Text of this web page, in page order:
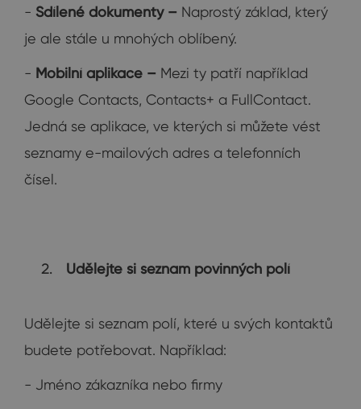
- Sdílené dokumenty – Naprostý základ, který
je ale stále u mnohých oblíbený.
- Mobilní aplikace – Mezi ty patří například
Google Contacts, Contacts+ a FullContact.
Jedná se aplikace, ve kterých si můžete vést
seznamy e-mailových adres a telefonních
čísel.
Udělejte si seznam povinných polí
Udělejte si seznam polí, které u svých kontaktů
budete potřebovat. Například:
- Jméno zákazníka nebo firmy